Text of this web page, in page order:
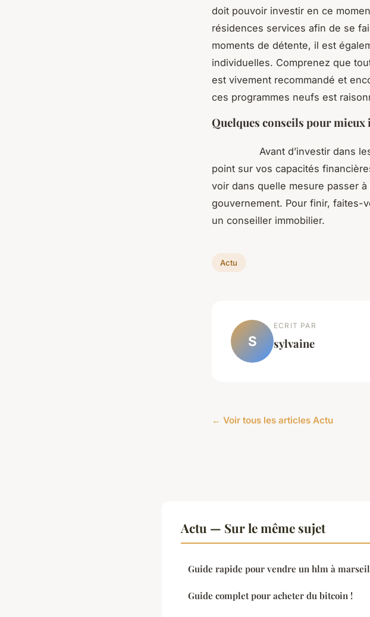
doit pouvoir investir en ce
résidences services afin de se
moments de détente, il est
individuelles. Comprenez que
est vivement recommandé et
ces programmes neufs est
Quelques conseils pour
Avant d’investir dans les
point sur vos capacités
voir dans quelle mesure passer
gouvernement. Pour finir, faites-
un conseiller immobilier.
Actu
S
ECRIT PAR
sylvaine
← Voir tous les articles Actu
Actu — Sur le même sujet
Guide rapide pour vendre un hlm à
Guide complet pour acheter du bitcoin !